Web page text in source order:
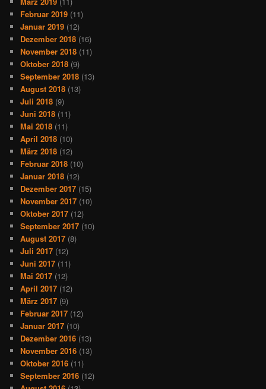
Februar 2019 (11)
Januar 2019 (12)
Dezember 2018 (16)
November 2018 (11)
Oktober 2018 (9)
September 2018 (13)
August 2018 (13)
Juli 2018 (9)
Juni 2018 (11)
Mai 2018 (11)
April 2018 (10)
März 2018 (12)
Februar 2018 (10)
Januar 2018 (12)
Dezember 2017 (15)
November 2017 (10)
Oktober 2017 (12)
September 2017 (10)
August 2017 (8)
Juli 2017 (12)
Juni 2017 (11)
Mai 2017 (12)
April 2017 (12)
März 2017 (9)
Februar 2017 (12)
Januar 2017 (10)
Dezember 2016 (13)
November 2016 (13)
Oktober 2016 (11)
September 2016 (12)